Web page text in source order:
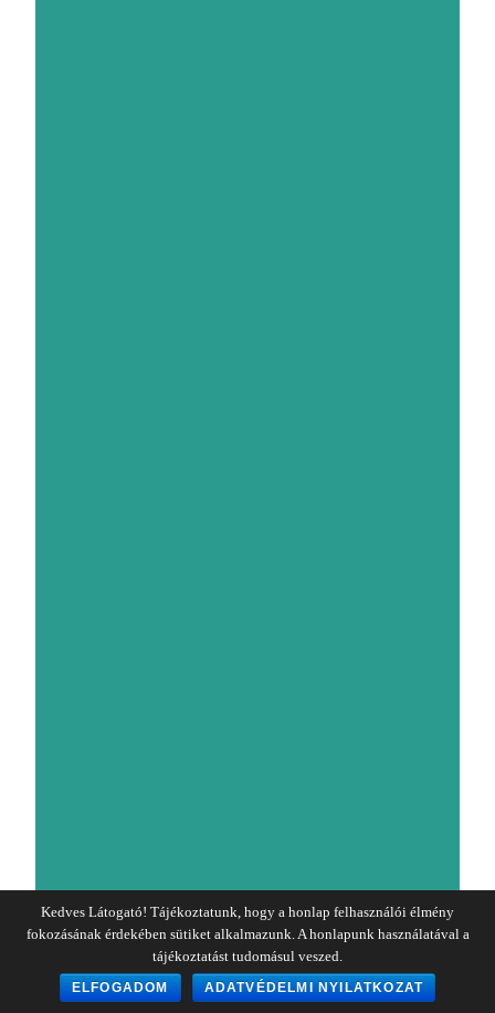
Kedves Látogató! Tájékoztatunk, hogy a honlap felhasználói élmény
fokozásának érdekében sütiket alkalmazunk. A honlapunk használatával a
tájékoztatást tudomásul veszed.
ELFOGADOM ADATVÉDELMI NYILATKOZAT